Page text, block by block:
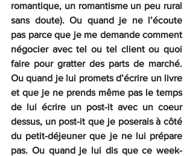
romantique, un romantisme un peu rural
sans doute). Ou quand je ne l’écoute
pas parce que je me demande comment
négocier avec tel ou tel client ou quoi
faire pour gratter des parts de marché.
Ou quand je lui promets d’écrire un livre
et que je ne prends même pas le temps
de lui écrire un post-it avec un coeur
dessus, un post-it que je poserais à côté
du petit-déjeuner que je ne lui prépare
pas. Ou quand je lui dis que ce week-